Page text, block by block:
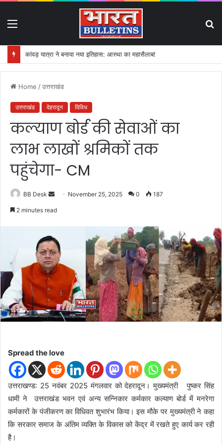
कांवड़ यात्रा ने बनाया नया इतिहास: आस्था का महासैलाब!
Home /उत्तराखंड
उत्तराखंड देहरादून विविध
कल्याण बोर्ड की सेवाओं का
लाभ लाखों श्रमिकों तक
पहुंचेगा- CM
BB Desk
e
a
n
e
i
l
November 25, 2025 0 187
2 minutes read
Spread the love
उत्तराखण्ड: 25 नवंबर 2025 मंगलवार को देहरादून। मुख्यमंत्री पुष्कर सिंह
धामी ने उत्तराखंड भवन एवं अन्य सन्निकार कर्मकार कल्याण बोर्ड में मनरेगा
कर्मकारों के पंजीकरण का विधिवत शुभारंभ किया। इस मौके पर मुख्यमंत्री ने कहा
कि सरकार समाज के अंतिम व्यक्ति के विकास को केंद्र में रखते हुए कार्य कर रही
है।